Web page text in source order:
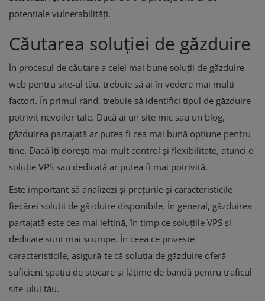
potențiale vulnerabilități.
Căutarea soluției de găzduire
În procesul de căutare a celei mai bune soluții de găzduire
web pentru site-ul tău, trebuie să ai în vedere mai mulți
factori. În primul rând, trebuie să identifici tipul de găzduire
potrivit nevoilor tale. Dacă ai un site mic sau un blog,
găzduirea partajată ar putea fi cea mai bună opțiune pentru
tine. Dacă îți dorești mai mult control și flexibilitate, atunci o
soluție VPS sau dedicată ar putea fi mai potrivită.
Este important să analizezi și prețurile și caracteristicile
fiecărei soluții de găzduire disponibile. În general, găzduirea
partajată este cea mai ieftină, în timp ce soluțiile VPS și
dedicate sunt mai scumpe. În ceea ce privește
caracteristicile, asigură-te că soluția de găzduire oferă
suficient spațiu de stocare și lățime de bandă pentru traficul
site-ului tău.